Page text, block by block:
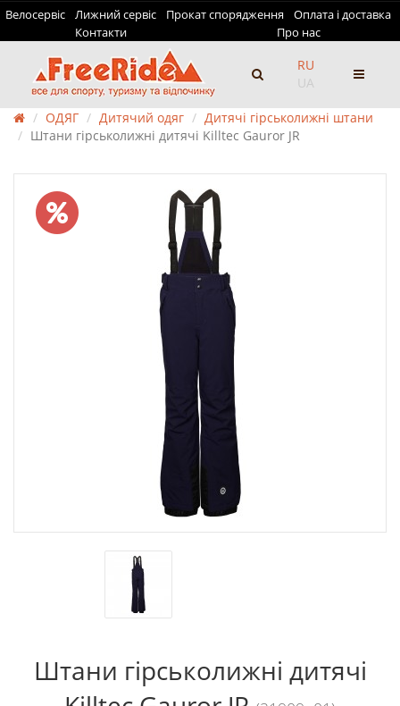
Велосервіс Лижний сервіс Прокат спорядження
Оплата і доставка
Контакти
Про нас
RU
UA
ОДЯГ Дитячий одяг
Дитячі гірськолижні штани
Штани гірськолижні дитячі Killtec Gauror JR
Штани гірськолижні дитячі